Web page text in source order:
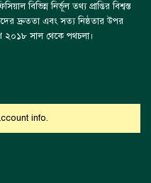
বিভিন্ন নির্ভূল তথ্য প্রাপ্তির বিশ্বস্ত
দ্রুততা এবং সত্য নিষ্ঠতার উপর
২০১৮ সাল থেকে পথচলা।
info.